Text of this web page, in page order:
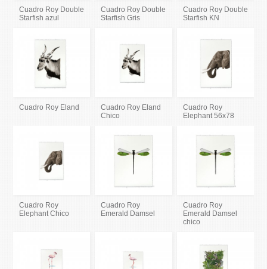
Cuadro Roy Double
Starfish azul
Cuadro Roy Double
Starfish Gris
Cuadro Roy Double
Starfish KN
Cuadro Roy Eland
Cuadro Roy Eland
Chico
Cuadro Roy
Elephant 56x78
Cuadro Roy
Elephant Chico
Cuadro Roy
Emerald Damsel
Cuadro Roy
Emerald Damsel
chico